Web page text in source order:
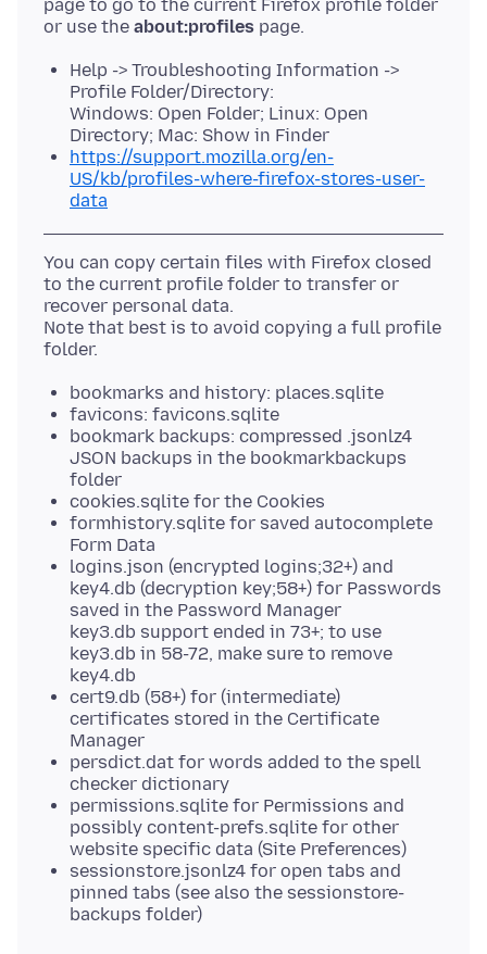
page to go to the current Firefox profile folder
or use the about:profiles
Help -> Troubleshooting Information ->
Profile Folder/Directory:
Windows: Open Folder; Linux: Open
Directory; Mac: Show in Finder
https://support.mozilla.org/en-
US/kb/profiles-where-firefox-stores-user-
data
You can copy certain files with Firefox closed
to the current profile folder to transfer or
recover personal data.
Note that best is to avoid copying a full profile
bookmarks and history: places.sqlite
favicons: favicons.sqlite
bookmark backups: compressed .jsonlz4
JSON backups in the bookmarkbackups
folder
cookies.sqlite for the Cookies
formhistory.sqlite for saved autocomplete
Form Data
logins.json (encrypted logins;32+) and
key4.db (decryption key;58+) for Passwords
saved in the Password Manager
key3.db support ended in 73+; to use
key3.db in 58-72, make sure to remove
key4.db
cert9.db (58+) for (intermediate)
certificates stored in the Certificate
Manager
persdict.dat for words added to the spell
checker dictionary
permissions.sqlite for Permissions and
possibly content-prefs.sqlite for other
website specific data (Site Preferences)
sessionstore.jsonlz4 for open tabs and
pinned tabs (see also the sessionstore-
backups folder)